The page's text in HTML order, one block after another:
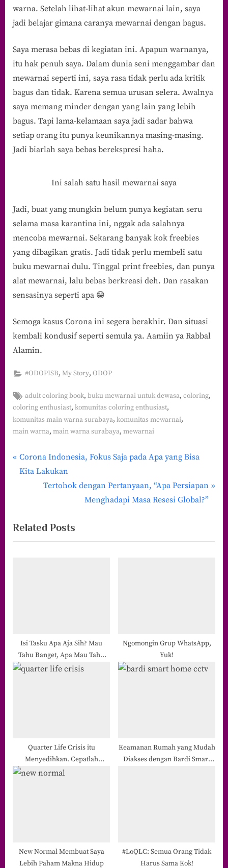
warna. Setelah lihat-lihat akun mewarnai lain, saya
jadi belajar gimana caranya mewarnai dengan bagus.
Saya merasa bebas di kegiatan ini. Apapun warnanya,
itu hak penuh saya. Dalam dunia seni menggambar dan
mewarnai seperti ini, saya rasa tidak perlu ada kritik
bagus dan tidak. Karena semua urusan selera. Awalnya
saya memang minder dengan yang lain yang lebih
bagus. Tapi lama-kelamaan saya jadi sadar bahwa
setiap orang itu punya keunikannya masing-masing.
Jadi biarlah saya bebas berekspresi haha.
Ini salah satu hasil mewarnai saya
Jadi, buat yang mungkin belum punya kegiatan seru
selama masa karantina ini, nggak ada salahnya
mencoba mewarnai. Sekarang banyak kok freebies
yang dibagikan gratis. Jadi tidak perlu membeli satu
buku mewarnai dulu. Tinggal print freebies, dan punya
alat mewarnai, lalu bebas berkreasi deh. Dan rasakan
sensasinya seperti apa 😁
Semoga kasus Corona ini segera berakhir. Dan situasi
kembali kondusif seperti semula ya. Aamiin ya Rabbal
Alamin.
#ODOPISB,My Story,ODOP
Tags:
adult coloring book,buku mewarnai untuk dewasa,coloring,
coloring enthusiast, komunitas coloring enthusiast,
komunitas main warna surabaya, komunitas mewarnai,
main warna, main warna surabaya, mewarnai
Navigasi
P
r
o
u
Corona Indonesia, Fokus Saja pada Apa yang Bisa
Kita Lakukan
N
t
P
Tertohok dengan Pertanyaan, “Apa Persiapan
Menghadapi Masa Resesi Global?”
Related Posts
Isi Tasku Apa Aja Sih? Mau
Tahu Banget, Apa Mau Tahu
Aja?
Ngomongin Grup WhatsApp,
Yuk!
Quarter Life Crisis itu
Menyedihkan. Cepatlah
Berakhir
Keamanan Rumah yang Mudah
Diakses dengan Bardi Smart
New Normal Membuat Saya
Lebih Paham Makna Hidup
#LoQLC: Semua Orang Tidak
Harus Sama Kok!